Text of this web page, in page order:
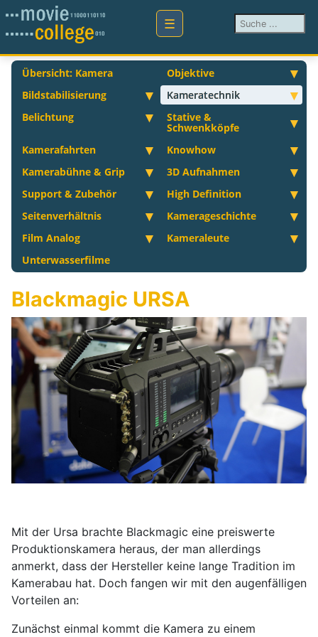
Suchen ...
Übersicht: Kamera
Objektive
Bildstabilisierung
Kameratechnik
Belichtung
Stative &
Schwenkköpfe
Kamerafahrten
Knowhow
Kamerabühne & Grip
3D Aufnahmen
Support & Zubehör
High Definition
Seitenverhältnis
Kamerageschichte
Film Analog
Kameraleute
Unterwasserfilme
Blackmagic URSA
Mit der Ursa brachte Blackmagic eine preiswerte
Produktionskamera heraus, der man allerdings
anmerkt, dass der Hersteller keine lange Tradition im
Kamerabau hat. Doch fangen wir mit den augenfälligen
Vorteilen an:
Zunächst einmal kommt die Kamera zu einem